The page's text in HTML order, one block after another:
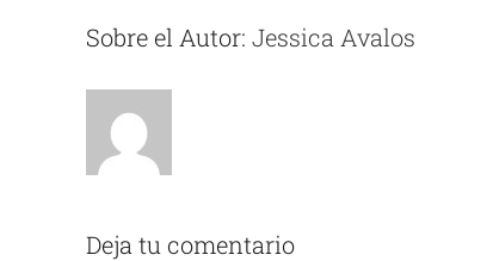
Sobre el Autor: Jessica Avalos
Deja tu comentario